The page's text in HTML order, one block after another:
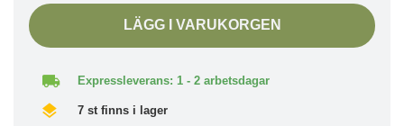
LÄGG I VARUKORGEN
Expressleverans: 1 - 2 arbetsdagar
7 st finns i lager